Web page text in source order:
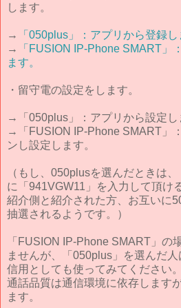
します。
→
「050plus」：アプリから登録し
→
「FUSION IP-Phone SMART」
ます。
・留守電の設定をします。
→「050plus」：アプリから設定し
→「FUSION IP-Phone SMART」
ンし設定します。
（もし、050plusを選んだときは
に「941VGW11」を入力して頂け
紹介側と紹介された方、お互いに
抽選されるようです。）
「FUSION IP-Phone SMART」の
ませんが、「050plus」を選んだ
信用としても使ってみてください
通話品質は通信環境に依存します
ます。